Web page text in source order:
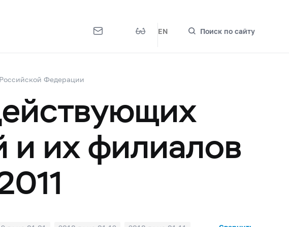
EN Поиск по сайту
Федерации
и их филиалов